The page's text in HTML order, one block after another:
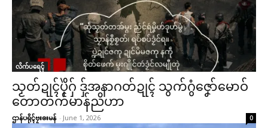
လိက်ပရေၚ်
သၟတ်ဍုၚ်ပိုဲဂှ် ဒှ်အနာဂတ်ဍုၚ် သွက်ဂွံဇၞော်မောဝ်
တောတက်မာန်ညိဟာ
ဌာန်ပရိုၚ်ဗၠးၜးမန် - June 1, 2026 0